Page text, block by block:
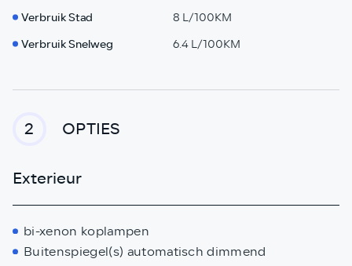
Verbruik Stad
8 L/100KM
Verbruik Snelweg
6.4 L/100KM
2 OPTIES
Exterieur
bi-xenon koplampen
Buitenspiegel(s) automatisch dimmend